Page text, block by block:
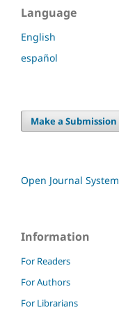
Language
English
español
Make a Submission
Open Journal
Information
For Readers
For Authors
For Librarians